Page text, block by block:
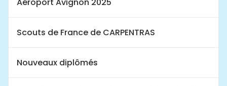
Scouts de France de CARPENTRAS
Nouveaux diplômés